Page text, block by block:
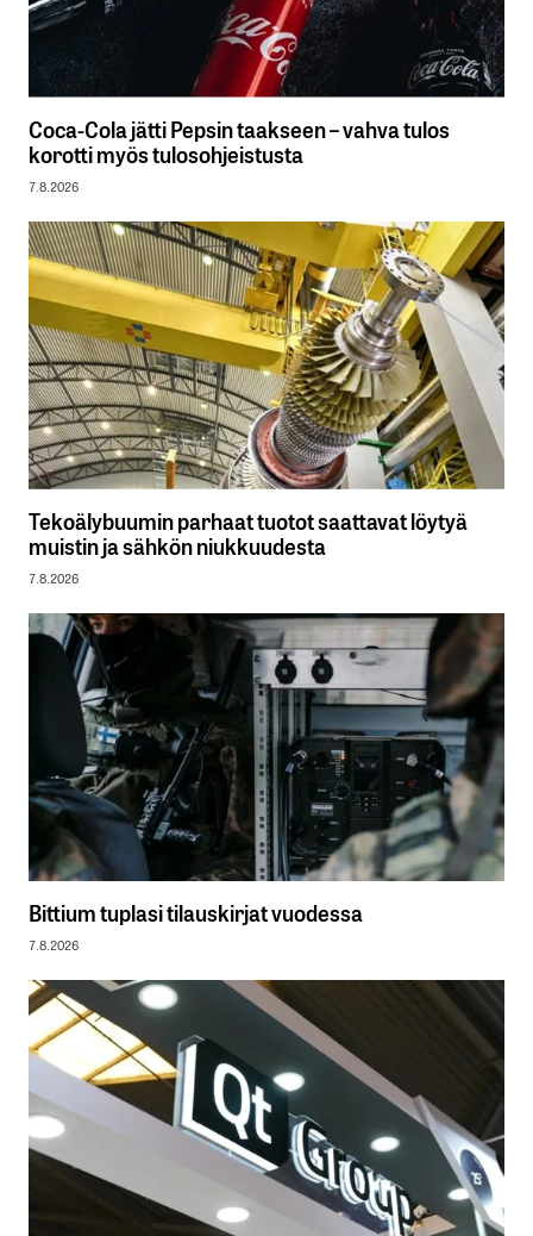
Coca-Cola jätti Pepsin taakseen – vahva tulos
korotti myös tulosohjeistusta
7.8.2026
Tekoälybuumin parhaat tuotot saattavat löytyä
muistin ja sähkön niukkuudesta
7.8.2026
Bittium tuplasi tilauskirjat vuodessa
7.8.2026